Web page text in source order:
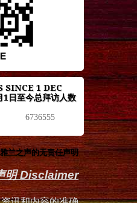
SINCE 1 DEC
1日至今总拜访人数
6736555
兰之声的无责任声明
明 Disclaimer